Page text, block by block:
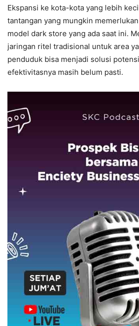
Ekspansi ke kota-kota yang lebih
tantangan yang mungkin
model dark store yang ada saat ini.
jaringan ritel tradisional untuk area
penduduk bisa menjadi solusi
efektivitasnya masih belum pasti.